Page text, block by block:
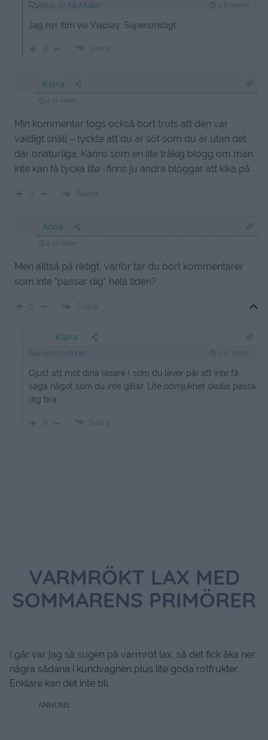
Ajli Müller
Jag hyr film via Viaplay. Supersmidigt.
0 Svara
Klara
4 år sedan
Min kommentar togs också bort trots att den var
väldigt snäll – tyckte att du är söt som du är utan det
där onaturliga. Känns som en lite tråkig blogg om man
inte kan få tycka lite -finns ju andra bloggar att kika på.
0 Svara
Anna
4 år sedan
Men alltså på riktigt, varför tar du bort kommentarer
som inte ”passar dig” hela tiden?
0 Svara
Klara
Anna
Ojust att mot dina läsare ( som du lever på) att inte få
säga något som du inte gillar. Lite ödmjukhet skulle passa
dig bra.
0 Svara
VARMRÖKT LAX MED
SOMMARENS PRIMÖRER
I går var jag så sugen på varmröt lax, så det fick åka ner
några sådana i kundvagnen plus lite goda rotfrukter.
Enklare kan det inte bli.